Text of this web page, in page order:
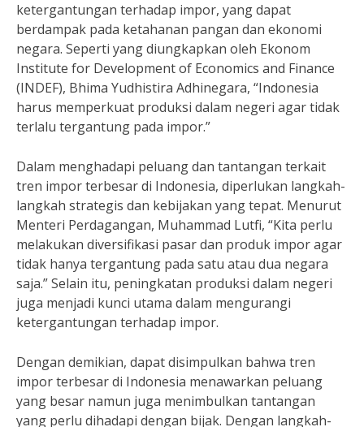
ketergantungan terhadap impor, yang dapat
berdampak pada ketahanan pangan dan ekonomi
negara. Seperti yang diungkapkan oleh Ekonom
Institute for Development of Economics and Finance
(INDEF), Bhima Yudhistira Adhinegara, “Indonesia
harus memperkuat produksi dalam negeri agar tidak
terlalu tergantung pada impor.”
Dalam menghadapi peluang dan tantangan terkait
tren impor terbesar di Indonesia, diperlukan langkah-
langkah strategis dan kebijakan yang tepat. Menurut
Menteri Perdagangan, Muhammad Lutfi, “Kita perlu
melakukan diversifikasi pasar dan produk impor agar
tidak hanya tergantung pada satu atau dua negara
saja.” Selain itu, peningkatan produksi dalam negeri
juga menjadi kunci utama dalam mengurangi
ketergantungan terhadap impor.
Dengan demikian, dapat disimpulkan bahwa tren
impor terbesar di Indonesia menawarkan peluang
yang besar namun juga menimbulkan tantangan
yang perlu dihadapi dengan bijak. Dengan langkah-